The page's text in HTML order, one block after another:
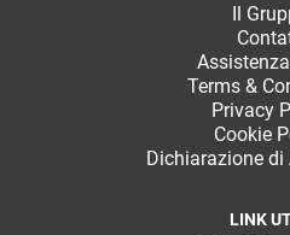
Il
Terms &
Privacy
Cookie
Dichiarazione
LINK